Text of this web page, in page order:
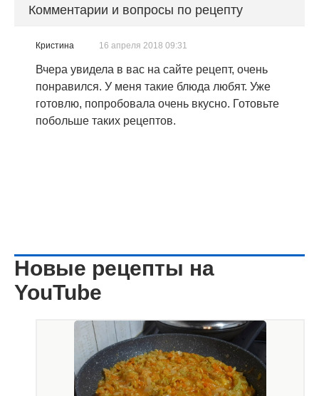
Комментарии и вопросы по рецепту
Кристина 16 апреля 2018 09:31
Вчера увидела в вас на сайте рецепт, очень
понравился. У меня такие блюда любят. Уже
готовлю, попробовала очень вкусно. Готовьте
побольше таких рецептов.
Новые рецепты на
YouTube